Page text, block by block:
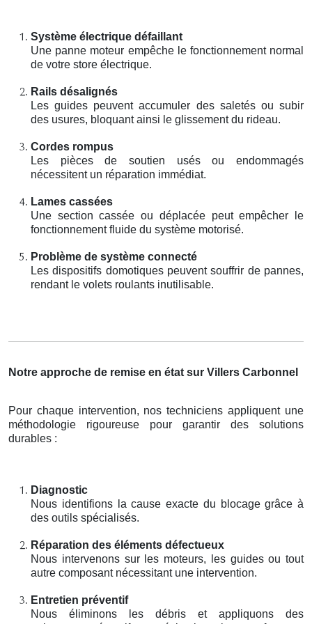
Système électrique défaillant
Une panne moteur empêche le fonctionnement normal
de votre store électrique.
Rails désalignés
Les guides peuvent accumuler des saletés ou subir
des usures, bloquant ainsi le glissement du rideau.
Cordes rompus
Les pièces de soutien usés ou endommagés
nécessitent un réparation immédiat.
Lames cassées
Une section cassée ou déplacée peut empêcher le
fonctionnement fluide du système motorisé.
Problème de système connecté
Les dispositifs domotiques peuvent souffrir de pannes,
rendant le volets roulants inutilisable.
Notre approche de remise en état sur Villers Carbonnel
Pour chaque intervention, nos techniciens appliquent une
méthodologie rigoureuse pour garantir des solutions
durables :
Diagnostic
Nous identifions la cause exacte du blocage grâce à
des outils spécialisés.
Réparation des éléments défectueux
Nous intervenons sur les moteurs, les guides ou tout
autre composant nécessitant une intervention.
Entretien préventif
Nous éliminons les débris et appliquons des